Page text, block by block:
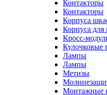
Контакторы
Контакторы
Корпуса
Корпуса для
Кросс-
Кулочковые
Лампы
Лампы
Метизы
Монтажные